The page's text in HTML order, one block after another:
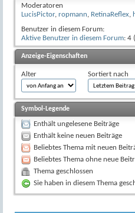
Moderatoren
LucisPictor, ropmann, RetinaReflex,
Benutzer in diesem Forum:
Aktive Benutzer in diesem Forum: 4
Anzeige-Eigenschaften
Alter Sortiert nach
Symbol-Legende
Enthält ungelesene Beiträge
Enthält keine neuen Beiträge
Beliebtes Thema mit neuen
Beliebtes Thema ohne neue
Thema geschlossen
Sie haben in diesem Thema